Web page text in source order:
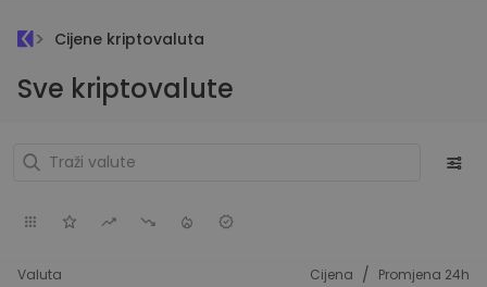
Cijene kriptovaluta
Sve kriptovalute
Valuta Cijena / Promjena 24h